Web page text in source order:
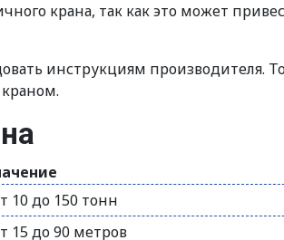
крана, так как это может
инструкциям производителя.
10 до 150 тонн
15 до 90 метров